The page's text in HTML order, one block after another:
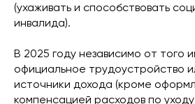
(ухаживать и способствовать
инвалида).
В 2025 году независимо от того
официальное трудоустройство
источники дохода (кроме
компенсацией расходов по